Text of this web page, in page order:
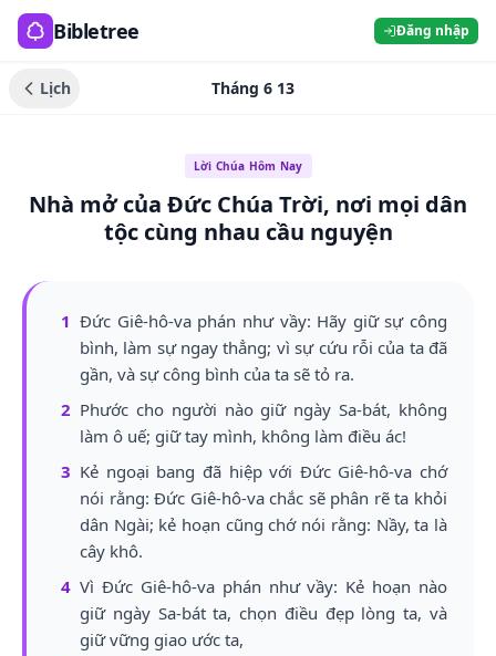
Bibletree Đăng nhập
Lịch Tháng 6 13
Lời Chúa Hôm Nay
Nhà mở của Đức Chúa Trời, nơi mọi dân
tộc cùng nhau cầu nguyện
1 Đức Giê-hô-va phán như vầy: Hãy giữ sự công
bình, làm sự ngay thẳng; vì sự cứu rỗi của ta đã
gần, và sự công bình của ta sẽ tỏ ra.
2 Phước cho người nào giữ ngày Sa-bát, không
làm ô uế; giữ tay mình, không làm điều ác!
3 Kẻ ngoại bang đã hiệp với Đức Giê-hô-va chớ
nói rằng: Đức Giê-hô-va chắc sẽ phân rẽ ta khỏi
dân Ngài; kẻ hoạn cũng chớ nói rằng: Nầy, ta là
cây khô.
4 Vì Đức Giê-hô-va phán như vầy: Kẻ hoạn nào
giữ ngày Sa-bát ta, chọn điều đẹp lòng ta, và
giữ vững giao ước ta,